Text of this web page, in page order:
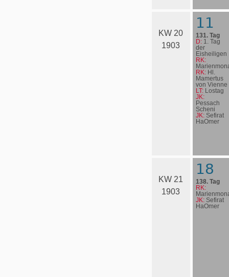
KW 20
1903
11
131. Tag
D: 1. Tag
der
Eisheiligen
RK:
RK: Hl.
Mamertus
von Vienne
LT: Lostag
JK:
Pessach
Scheni
JK: Sefirat
HaOmer
KW 21
1903
18
138. Tag
RK:
JK: Sefirat
HaOmer